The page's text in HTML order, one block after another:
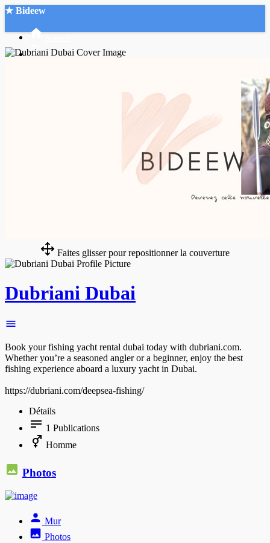
★ Bideew
Faites glisser pour repositionner la couverture
Dubriani Dubai
Book your fishing yacht rental dubai today with dubriani.com.
Whether you’re a seasoned angler or a beginner, enjoy the best
fishing experience aboard a luxury yacht in Dubai.
https://dubriani.com/deepsea-fishing/
Détails
1 Publications
Homme
Photos
Mur
Photos